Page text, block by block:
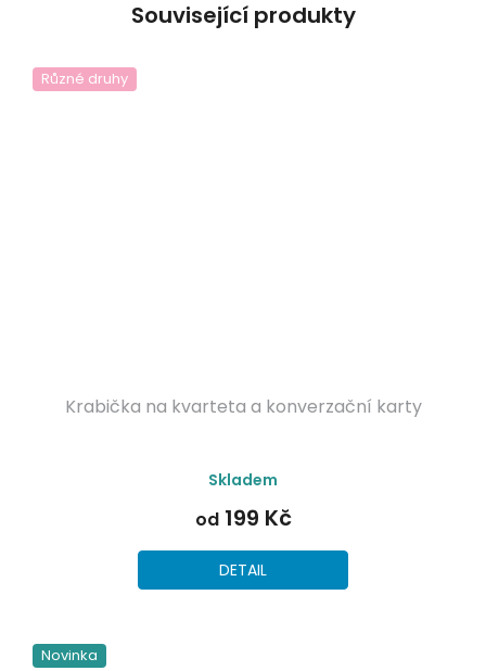
Související produkty
Různé druhy
Krabička na kvarteta a konverzační karty
hodnocení
produktu
je
5,0
z
5
Skladem
od199 Kč
DETAIL
Novinka